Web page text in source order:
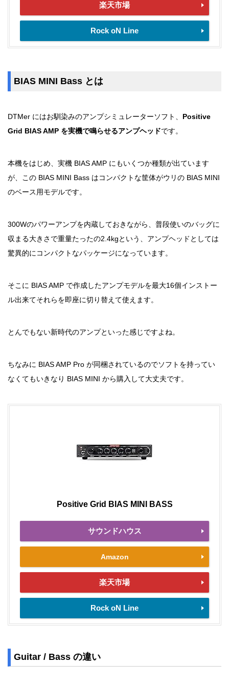
楽天市場
Rock oN Line
BIAS MINI Bass とは
DTMer にはお馴染みのアンプシミュレーターソフト、 Positive
Grid BIAS AMP を実機で鳴らせるアンプヘッドです。
本機をはじめ、実機 BIAS AMP にもいくつか種類が出ています
が、この BIAS MINI Bass はコンパクトな筐体がウリの BIAS MINI
のベース用モデルです。
300Wのパワーアンプを内蔵しておきながら、普段使いのバッグに
収まる大きさで重量たったの2.4kgという、アンプヘッドとしては
驚異的にコンパクトなパッケージになっています。
そこに BIAS AMP で作成したアンプモデルを最大16個インストー
ル出来てそれらを即座に切り替えて使えます。
とんでもない新時代のアンプといった感じですよね。
ちなみに BIAS AMP Pro が同梱されているのでソフトを持ってい
なくてもいきなり BIAS MINI から購入して大丈夫です。
Positive Grid BIAS MINI BASS
サウンドハウス
Amazon
楽天市場
Rock oN Line
Guitar / Bass の違い